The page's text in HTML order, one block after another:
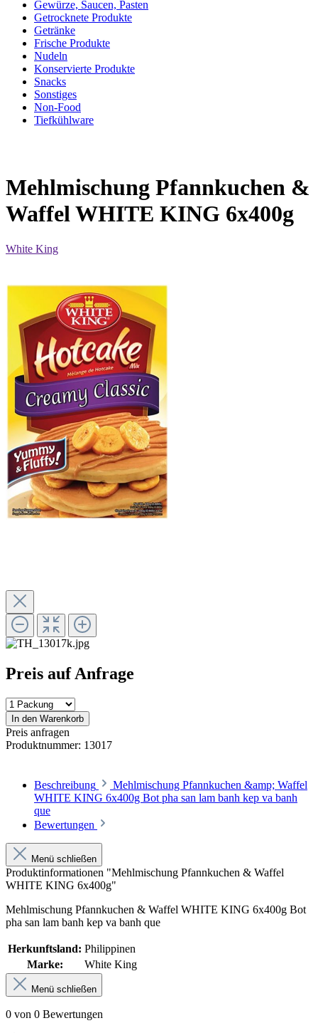
Gewürze, Saucen, Pasten
Getrocknete Produkte
Getränke
Frische Produkte
Nudeln
Konservierte Produkte
Snacks
Sonstiges
Non-Food
Tiefkühlware
Mehlmischung Pfannkuchen &
Waffel WHITE KING 6x400g
White King
Preis auf Anfrage
In den Warenkorb
Preis anfragen
Produktnummer: 13017
Beschreibung
Mehlmischung Pfannkuchen &amp; Waffel
WHITE KING 6x400g Bot pha san lam banh kep va banh
que
Bewertungen
Menü schließen
Produktinformationen "Mehlmischung Pfannkuchen & Waffel
WHITE KING 6x400g"
Mehlmischung Pfannkuchen & Waffel WHITE KING 6x400g Bot
pha san lam banh kep va banh que
Herkunftsland: Philippinen
Marke:
White King
Menü schließen
0 von 0 Bewertungen